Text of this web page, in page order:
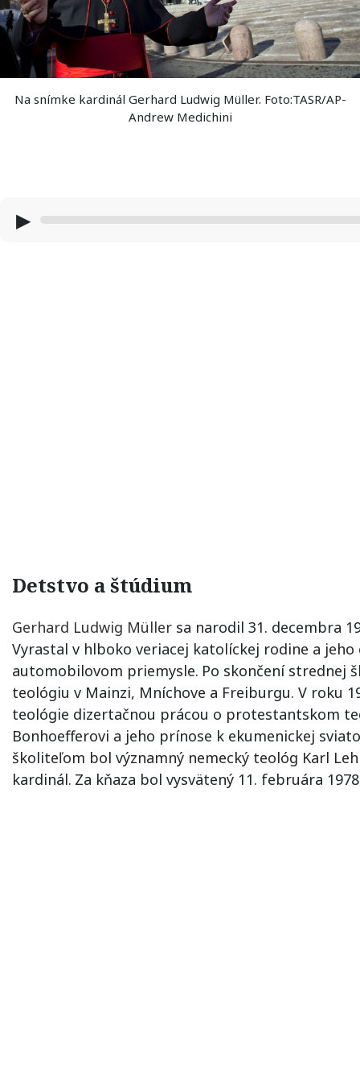
Na snímke kardinál Gerhard Ludwig Müller. Foto:TASR/AP-
Andrew Medichini
▶
Detstvo a štúdium
Gerhard Ludwig Müller sa narodil 31. decembra
Vyrastal v hlboko veriacej katolíckej rodine a jeho
automobilovom priemysle. Po skončení strednej
teológiu v Mainzi, Mníchove a Freiburgu. V roku
teológie dizertačnou prácou o protestantskom
Bonhoefferovi a jeho prínose k ekumenickej
školiteľom bol významný nemecký teológ Karl
kardinál. Za kňaza bol vysvätený 11. februára